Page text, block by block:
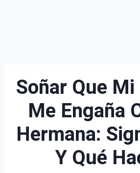
Soñar Que
Me Engaña
Hermana:
Y Qué